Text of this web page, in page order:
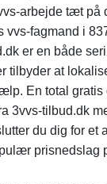
arbejde tæt på
vvs-fagmand i
er en både
tilbyder at
En total gratis
3vvs-tilbud.dk
du dig for et
prisnedslag